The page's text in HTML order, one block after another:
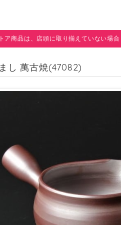
ア商品は、店頭に取り揃えていない場
し 萬古焼(47082)